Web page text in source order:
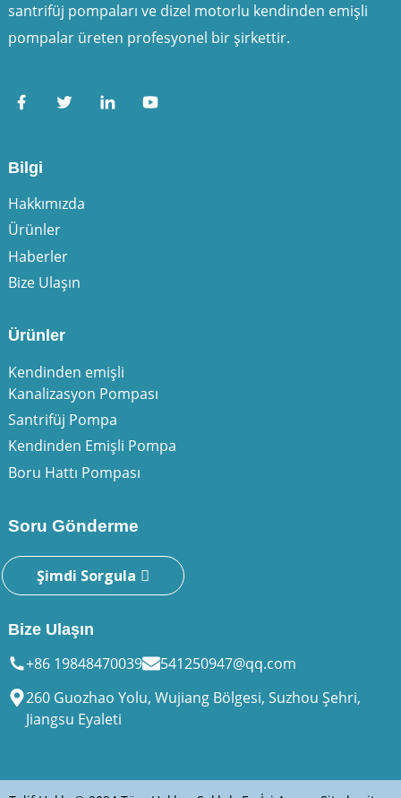
santrifüj pompaları ve dizel motorlu kendinden emişli
pompalar üreten profesyonel bir şirkettir.
Bilgi
Hakkımızda
Ürünler
Haberler
Bize Ulaşın
Ürünler
Kendinden emişli
Kanalizasyon Pompası
Santrifüj Pompa
Kendinden Emişli Pompa
Boru Hattı Pompası
Soru Gönderme
Şimdi Sorgula
Bize Ulaşın
+86 19848470039
541250947@qq.com
260 Guozhao Yolu, Wujiang Bölgesi, Suzhou Şehri,
Jiangsu Eyaleti